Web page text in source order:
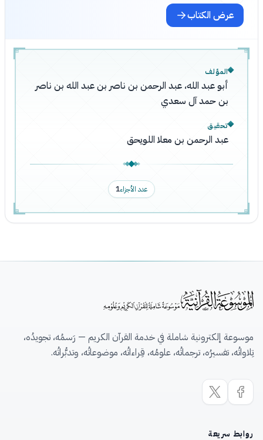
عرض الكتاب
المؤلف
أبو عبد الله، عبد الرحمن بن ناصر بن عبد الله بن ناصر
بن حمد آل سعدي
تحقيق
عبد الرحمن بن معلا اللويحق
عدد الأجزاء1
موسوعة إلكترونية شاملة في خدمة القرآن الكريم — رَسمُه، تجويدُه،
تِلاواتُه، تفسيرُه، ترجماتُه، علومُه، قِراءاتُه، موضوعاتُه، وتدبُّراتُه.
روابط سريعة